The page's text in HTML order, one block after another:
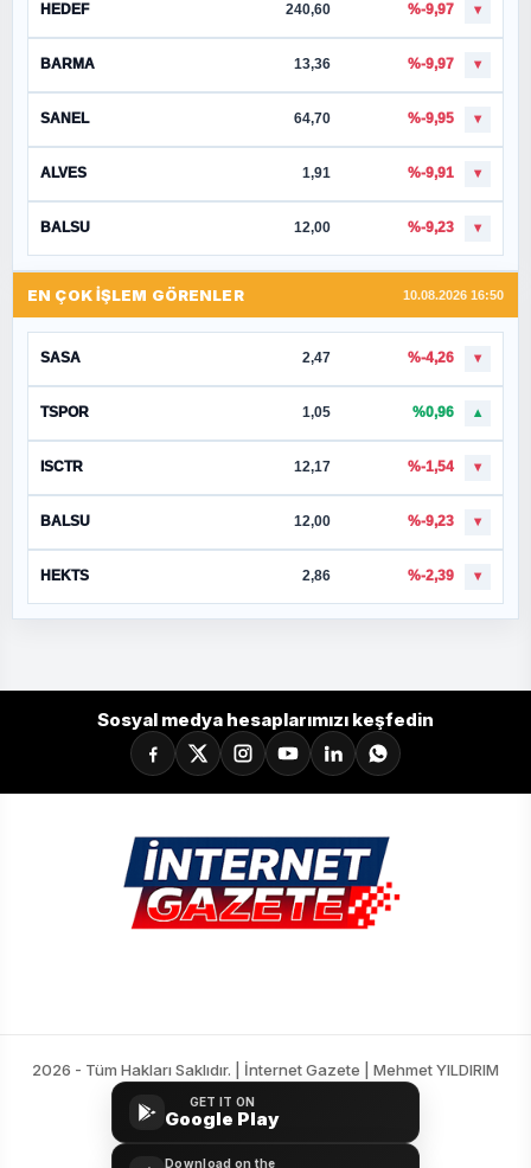
HEDEF 240,60 %-9,97 ▼
BARMA 13,36 %-9,97 ▼
SANEL 64,70 %-9,95 ▼
ALVES 1,91 %-9,91 ▼
BALSU 12,00 %-9,23 ▼
EN ÇOK İŞLEM GÖRENLER 10.08.2026 16:50
SASA 2,47 %-4,26 ▼
TSPOR 1,05 %0,96 ▲
ISCTR 12,17 %-1,54 ▼
BALSU 12,00 %-9,23 ▼
HEKTS 2,86 %-2,39 ▼
Sosyal medya hesaplarımızı keşfedin
2026 - Tüm Hakları Saklıdır. | İnternet Gazete | Mehmet YILDIRIM
GET IT ON
Google Play
Download on the